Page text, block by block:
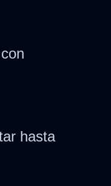
hasta